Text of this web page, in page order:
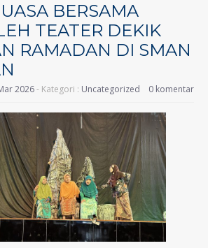
BERSAMA
TEATER DEKIK
RAMADAN DI SMAN
2026- Kategori : Uncategorized 0 komentar